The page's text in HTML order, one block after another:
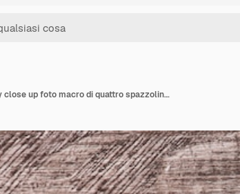
In alto sopra overhead flat lay flatlay close up foto macro di quattro spazzolini da denti di nero bianco beige e marrone colori isolati su rustico sfondo di legno